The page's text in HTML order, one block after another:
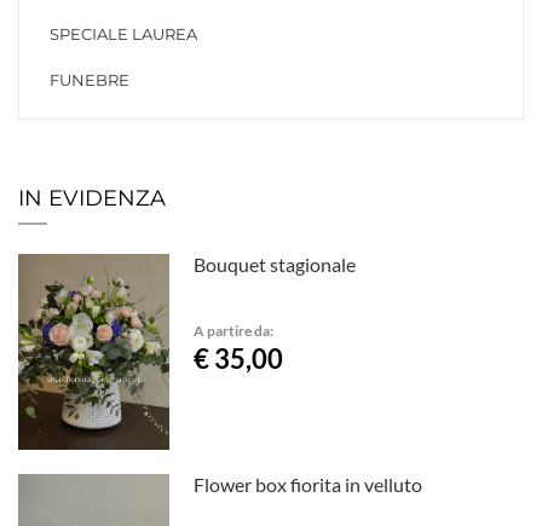
SPECIALE LAUREA
FUNEBRE
IN EVIDENZA
Bouquet stagionale
A partire da:
€ 35,00
Flower box fiorita in velluto